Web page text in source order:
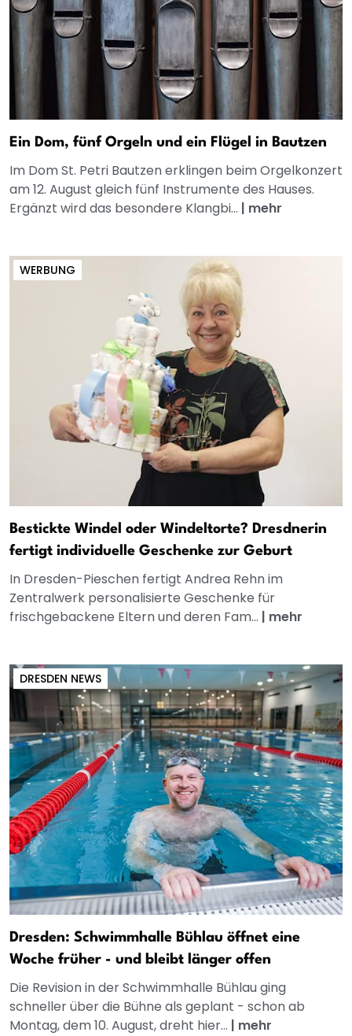
Ein Dom, fünf Orgeln und ein Flügel in Bautzen
Im Dom St. Petri Bautzen erklingen beim Orgelkonzert
am 12. August gleich fünf Instrumente des Hauses.
Ergänzt wird das besondere Klangbi... | mehr
WERBUNG
Bestickte Windel oder Windeltorte? Dresdnerin
fertigt individuelle Geschenke zur Geburt
In Dresden-Pieschen fertigt Andrea Rehn im
Zentralwerk personalisierte Geschenke für
frischgebackene Eltern und deren Fam... | mehr
DRESDEN NEWS
Dresden: Schwimmhalle Bühlau öffnet eine
Woche früher - und bleibt länger offen
Die Revision in der Schwimmhalle Bühlau ging
schneller über die Bühne als geplant - schon ab
Montag, dem 10. August, dreht hier... | mehr